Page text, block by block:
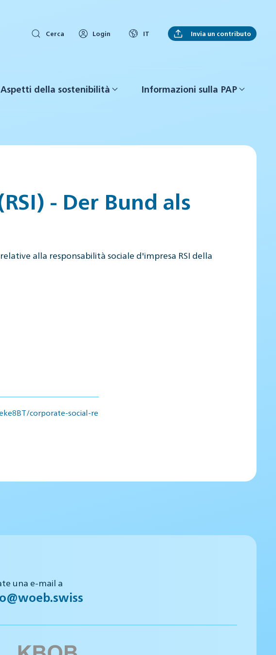
Cerca Login IT Invia un contributo
Aspetti della sostenibilità Informazioni sulla PAP
- Der Bund als
alla responsabilità sociale d'impresa RSI della
corporate-social-re
una e-mail a